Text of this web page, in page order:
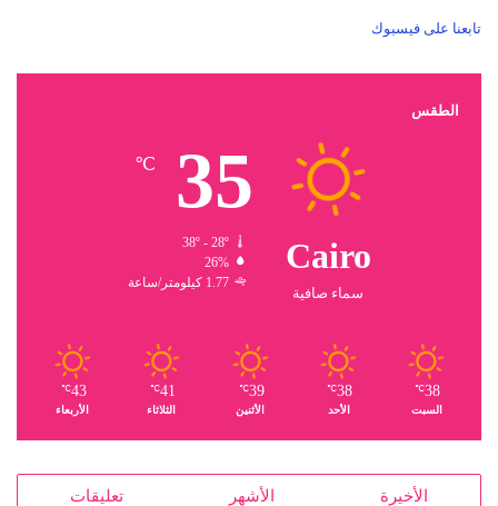
تابعنا على فيسبوك
الطقس
Cairo
سماء صافية
35
℃
38º - 28º
26%
1.77 كيلومتر/ساعة
38
℃
السبت
38
℃
الأحد
39
℃
الأثنين
41
℃
الثلاثاء
43
℃
الأربعاء
الأخيرة الأشهر تعليقات